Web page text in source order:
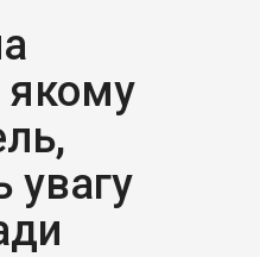
якому
увагу